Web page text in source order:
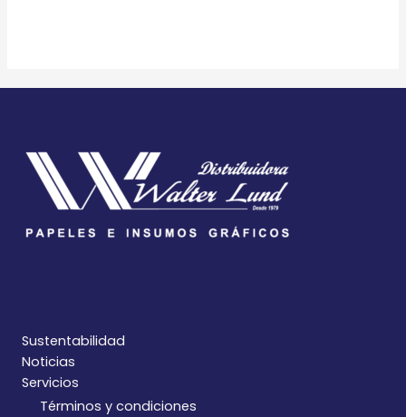
Sustentabilidad
Noticias
Servicios
Términos y condiciones